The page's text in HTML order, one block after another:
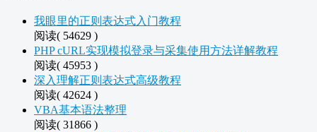
我眼里的正则表达式入门教程
阅读( 54629 )
PHP cURL实现模拟登录与采集使用方法详解教程
阅读( 45953 )
深入理解正则表达式高级教程
阅读( 42624 )
VBA基本语法整理
阅读( 31866 )